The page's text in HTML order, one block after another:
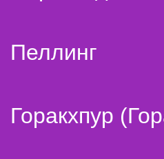
Пеллинг
Горакхпур